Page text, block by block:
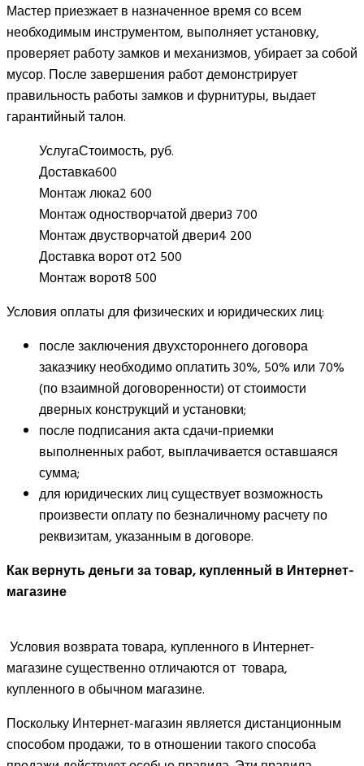
Мастер приезжает в назначенное время со всем
необходимым инструментом, выполняет установку,
проверяет работу замков и механизмов, убирает за собой
мусор. После завершения работ демонстрирует
правильность работы замков и фурнитуры, выдает
гарантийный талон.
УслугаСтоимость, руб.
Доставка600
Монтаж люка2 600
Монтаж одностворчатой двери3 700
Монтаж двустворчатой двери4 200
Доставка ворот от2 500
Монтаж ворот8 500
Условия оплаты для физических и юридических лиц:
после заключения двухстороннего договора
заказчику необходимо оплатить 30%, 50% или 70%
(по взаимной договоренности) от стоимости
дверных конструкций и установки;
после подписания акта сдачи-приемки
выполненных работ, выплачивается оставшаяся
сумма;
для юридических лиц существует возможность
произвести оплату по безналичному расчету по
реквизитам, указанным в договоре.
Как вернуть деньги за товар, купленный в Интернет-
магазине
Условия возврата товара, купленного в Интернет-
магазине существенно отличаются от товара,
купленного в обычном магазине.
Поскольку Интернет-магазин является дистанционным
способом продажи, то в отношении такого способа